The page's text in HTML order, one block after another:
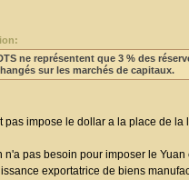
ne représentent que 3 % des
sur les marchés de capitaux.
pas impose le dollar a la place de
n'a pas besoin pour imposer le
exportatrice de biens